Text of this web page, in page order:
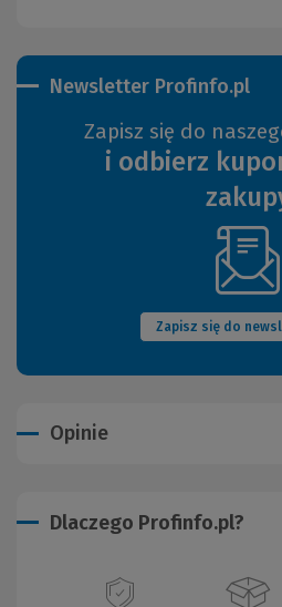
Newsletter Profinfo.pl
Zapisz się do
i odbierz
Zapisz się do
(Nowe
okno)
Opinie
Dlaczego Profinfo.pl?